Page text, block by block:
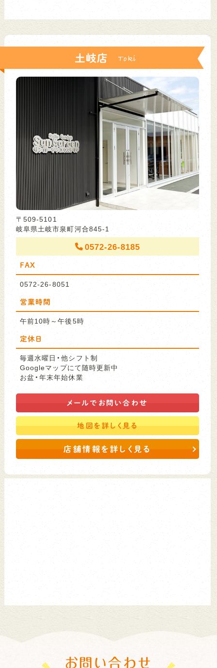
土岐店
〒509-5101
岐阜県土岐市泉町河合845-1
0572-26-8185
FAX
0572-26-8051
営業時間
午前10時～午後5時
定休日
毎週水曜日・他シフト制
Googleマップにて随時更新中
お盆・年末年始休業
メールで お問い合わせ
地図を詳しく見る
店舗情報を詳しく見る
お問い合わせ